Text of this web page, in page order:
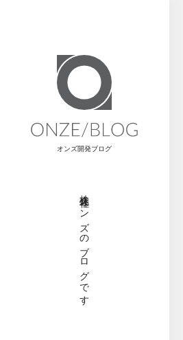
オンズ開発ブログ
株式会社オンズのブログです